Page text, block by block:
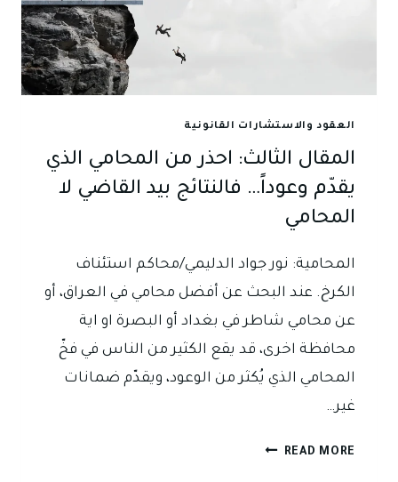
العقود والاستشارات القانونية
المقال الثالث: احذر من المحامي الذي
يقدّم وعوداً… فالنتائج بيد القاضي لا
المحامي
المحامية: نور جواد الدليمي/محاكم استئناف
الكرخ. عند البحث عن أفضل محامي في العراق، أو
عن محامي شاطر في بغداد أو البصرة او اية
محافظة اخرى، قد يقع الكثير من الناس في فخّ
المحامي الذي يُكثر من الوعود، ويقدّم ضمانات
غير…
READ MORE المقال